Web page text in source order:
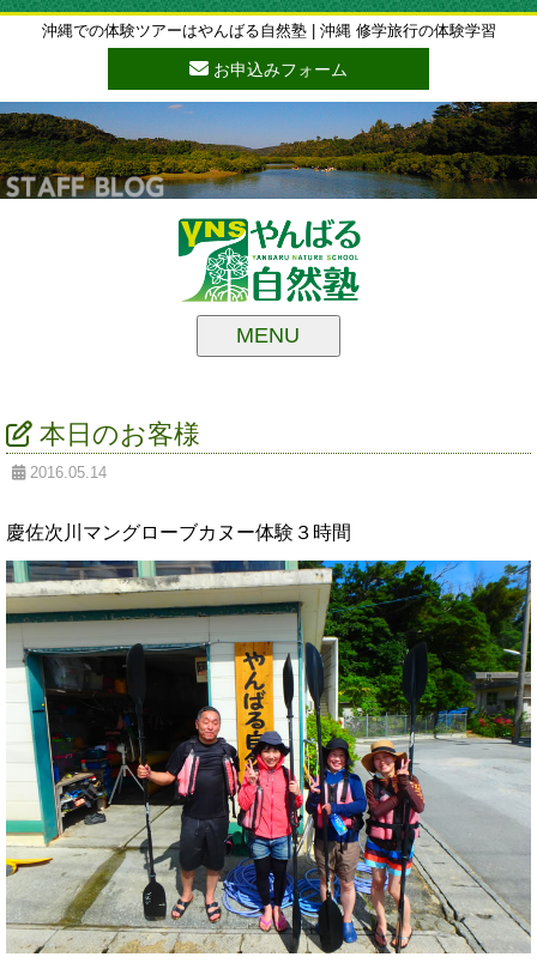
沖縄での体験ツアーはやんばる自然塾 | 沖縄 修学旅行の体験学習
お申込みフォーム
MENU
本日のお客様
2016.05.14
慶佐次川マングローブカヌー体験３時間